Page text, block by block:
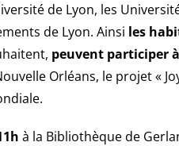
de Lyon, les
de Lyon. Ainsi les
peuvent participer
Orléans, le projet «
à la Bibliothèque de